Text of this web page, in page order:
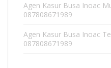
Agen Kasur Busa Inoac
087808671989
Agen Kasur Busa Inoac
087808671989